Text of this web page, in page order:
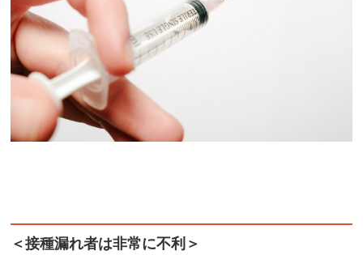
＜接種漏れ者は非常に不利＞